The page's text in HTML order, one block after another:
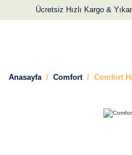
Ücretsiz Hızlı Kargo &
Anasayfa Comfort Comfort